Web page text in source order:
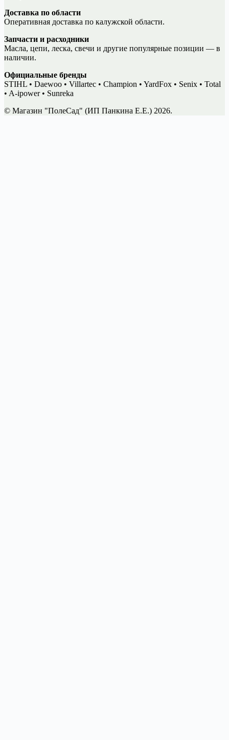
Доставка по области
Оперативная доставка по калужской области.
Запчасти и расходники
Масла, цепи, леска, свечи и другие популярные позиции — в
наличии.
Официальные бренды
STIHL • Daewoo • Villartec • Champion • YardFox • Senix • Total
• A-ipower • Sunreka
© Магазин "ПолеСад" (ИП Панкина Е.Е.) 2026.